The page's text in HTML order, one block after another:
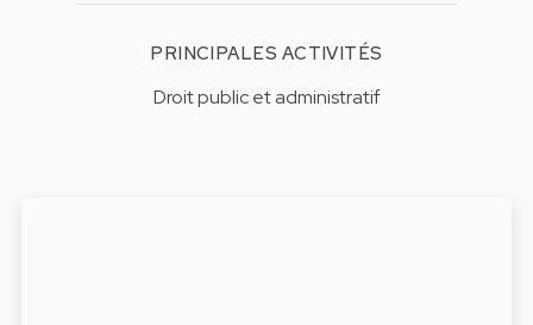
PRINCIPALES ACTIVITÉS
Droit public et administratif